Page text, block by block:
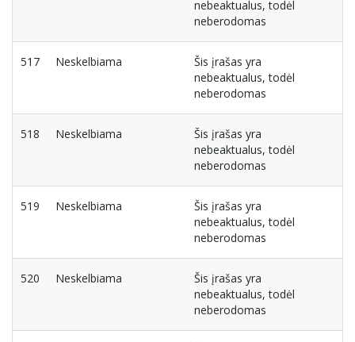
nebeaktualus, todėl
neberodomas
517 Neskelbiama
Šis įrašas yra
nebeaktualus, todėl
neberodomas
518 Neskelbiama
Šis įrašas yra
nebeaktualus, todėl
neberodomas
519 Neskelbiama
Šis įrašas yra
nebeaktualus, todėl
neberodomas
520 Neskelbiama
Šis įrašas yra
nebeaktualus, todėl
neberodomas